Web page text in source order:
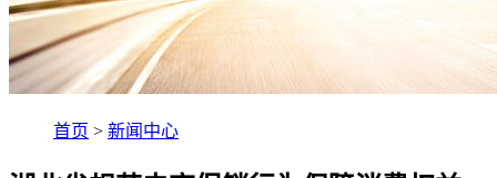
首页 > 新闻中心